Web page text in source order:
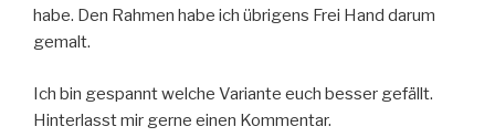
habe. Den Rahmen habe ich übrigens Frei Hand darum
gemalt.
Ich bin gespannt welche Variante euch besser gefällt.
Hinterlasst mir gerne einen Kommentar.